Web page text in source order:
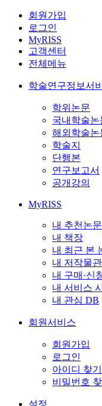
회원가입
로그인
MyRISS
고객센터
전체메뉴
학술연구정보서
학위논문
국내학술논
해외학술논
학술지
단행본
연구보고서
공개강의
MyRISS
내 추천논문
내 책장
내 최근 본
내 저작물관
내 구매·신
내 서비스
내 관심 DB
회원서비스
회원가입
로그인
아이디 찾기
비밀번호 찾
설정